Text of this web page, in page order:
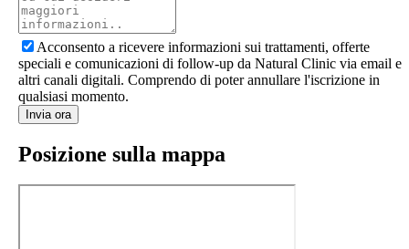
Acconsento a ricevere informazioni sui trattamenti, offerte
speciali e comunicazioni di follow-up da Natural Clinic via email e
altri canali digitali. Comprendo di poter annullare l'iscrizione in
qualsiasi momento.
Invia ora
Posizione sulla mappa